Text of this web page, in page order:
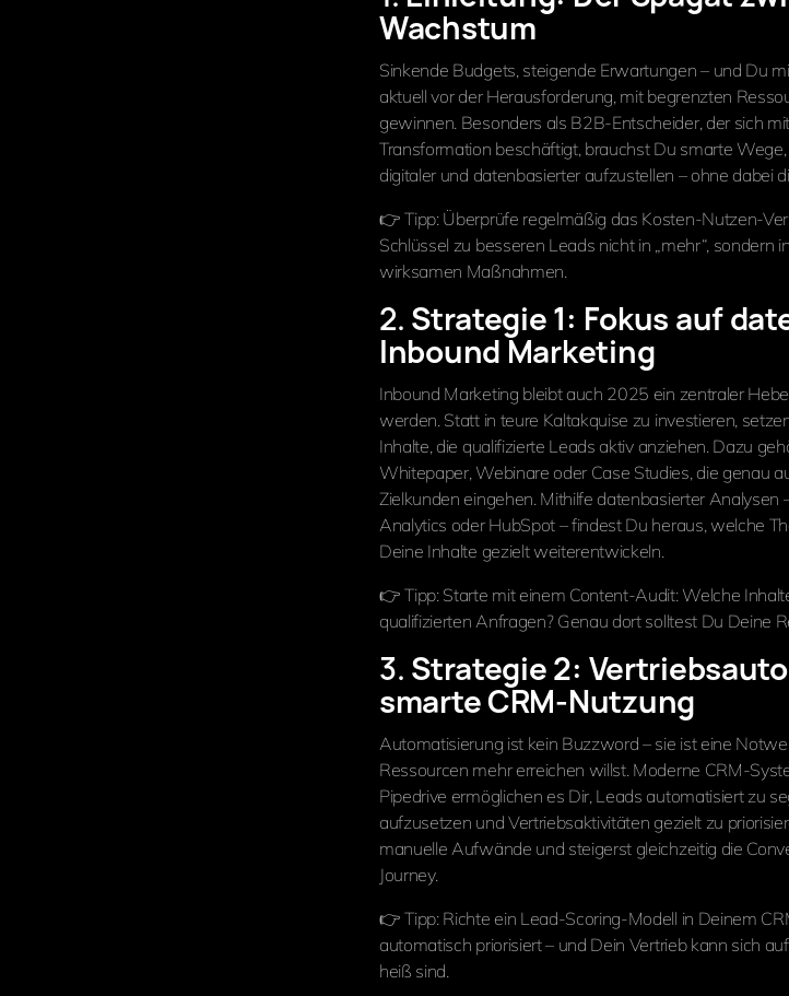
Wachstum
Sinkende Budgets, steigende Erwartungen – und Du
aktuell vor der Herausforderung, mit begrenzten
gewinnen. Besonders als B2B-Entscheider, der sich
Transformation beschäftigt, brauchst Du smarte
digitaler und datenbasierter aufzustellen – ohne dabei
👉 Tipp: Überprüfe regelmäßig das Kosten-Nutzen-
Schlüssel zu besseren Leads nicht in „mehr“, sondern
wirksamen Maßnahmen.
2. Strategie 1: Fokus auf
Inbound Marketing
Inbound Marketing bleibt auch 2025 ein zentraler
werden. Statt in teure Kaltakquise zu investieren,
Inhalte, die qualifizierte Leads aktiv anziehen. Dazu
Whitepaper, Webinare oder Case Studies, die genau
Zielkunden eingehen. Mithilfe datenbasierter Analysen
Analytics oder HubSpot – findest Du heraus, welche
Deine Inhalte gezielt weiterentwickeln.
👉 Tipp: Starte mit einem Content-Audit: Welche
qualifizierten Anfragen? Genau dort solltest Du Deine
3. Strategie 2:
smarte CRM-Nutzung
Automatisierung ist kein Buzzword – sie ist eine
Ressourcen mehr erreichen willst. Moderne CRM-
Pipedrive ermöglichen es Dir, Leads automatisiert zu
aufzusetzen und Vertriebsaktivitäten gezielt zu
manuelle Aufwände und steigerst gleichzeitig die
Journey.
👉 Tipp: Richte ein Lead-Scoring-Modell in Deinem
automatisch priorisiert – und Dein Vertrieb kann sich
heiß sind.